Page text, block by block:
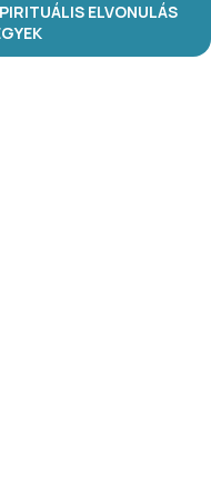
ELVONULÁS